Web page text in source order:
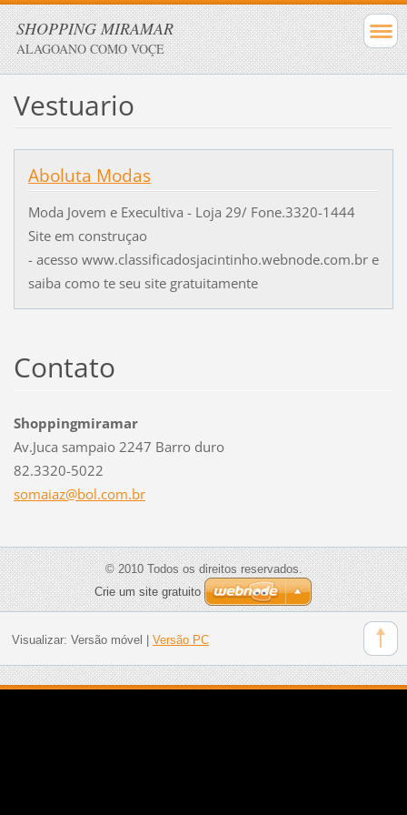
SHOPPING MIRAMAR
ALAGOANO COMO VOÇE
Vestuario
Aboluta Modas
Moda Jovem e Execultiva - Loja 29/ Fone.3320-1444
Site em construçao
- acesso www.classificadosjacintinho.webnode.com.br e
saiba como te seu site gratuitamente
Contato
Shoppingmiramar
Av.Juca sampaio 2247 Barro duro
82.3320-5022
somaiaz@bol.com.br
© 2010 Todos os direitos reservados.
Crie um site gratuito
Visualizar: Versão móvel | Versão PC